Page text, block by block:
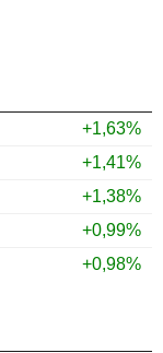
+1,63%
+1,41%
+1,38%
+0,99%
+0,98%